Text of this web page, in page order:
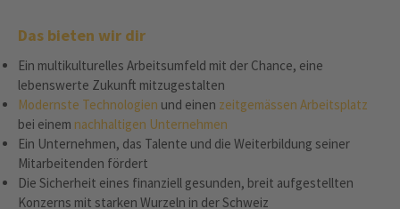
Das bieten wir dir
Ein multikulturelles Arbeitsumfeld mit der Chance, eine
lebenswerte Zukunft mitzugestalten
Modernste Technologien und einen zeitgemässen Arbeitsplatz
bei einem nachhaltigen Unternehmen
Ein Unternehmen, das Talente und die Weiterbildung seiner
Mitarbeitenden fördert
Die Sicherheit eines finanziell gesunden, breit aufgestellten
Konzerns mit starken Wurzeln in der Schweiz